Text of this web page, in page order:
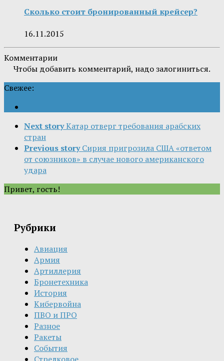
Сколько стоит бронированный крейсер?
16.11.2015
Комментарии
Чтобы добавить комментарий, надо залогиниться.
Свежее:
Next storyКатар отверг требования арабских
стран
Previous story Сирия пригрозила США «ответом
от союзников» в случае нового американского
удара
Привет, гость!
Рубрики
Авиация
Армия
Артиллерия
Бронетехника
История
Кибервойна
ПВО и ПРО
Разное
Ракеты
События